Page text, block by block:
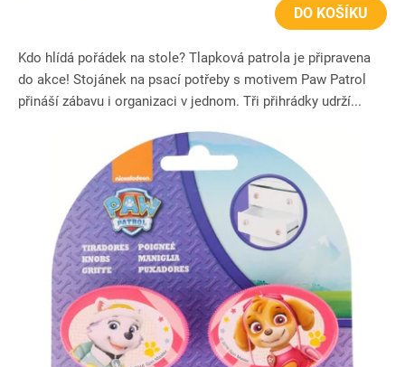
DO KOŠÍKU
Kdo hlídá pořádek na stole? Tlapková patrola je připravena
do akce! Stojánek na psací potřeby s motivem Paw Patrol
přináší zábavu i organizaci v jednom. Tři přihrádky udrží...